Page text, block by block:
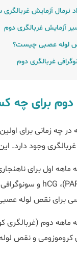
نرمال آزمایش
آزمایش غربالگری دوم
لوله عصبی چیست؟
غربالگری دوم
دوم برای
در چه زمانی برای
وجود دارد.
ماهه اول برای
برای نقص لوله
ماهه دوم (غربالگری
کروموزومی و نقص